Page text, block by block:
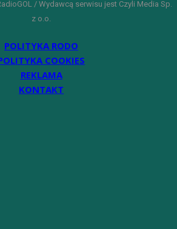
/ Wydawcą serwisu jest Czyli Media Sp.
z o.o.
POLITYKA RODO
COOKIES
REKLAMA
KONTAKT